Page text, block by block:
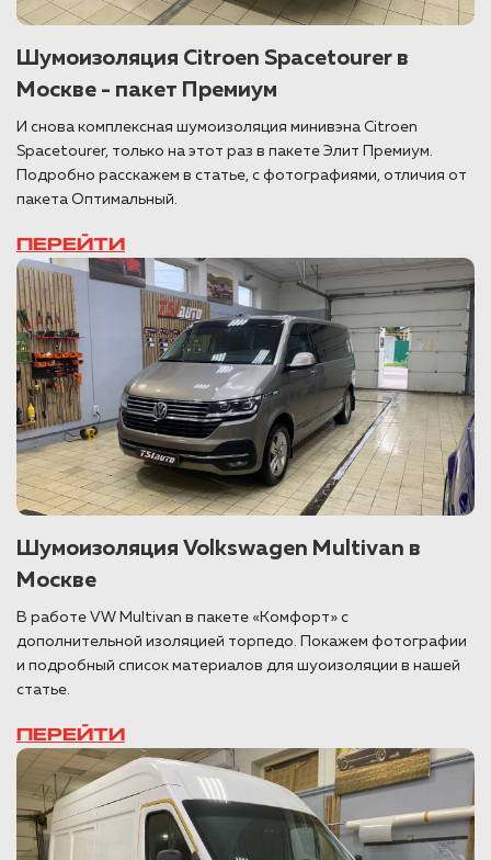
Шумоизоляция Citroen Spacetourer в
Москве - пакет Премиум
И снова комплексная шумоизоляция минивэна Citroen
Spacetourer, только на этот раз в пакете Элит Премиум.
Подробно расскажем в статье, с фотографиями, отличия от
пакета Оптимальный.
ПЕРЕЙТИ
Шумоизоляция Volkswagen Multivan в
Москве
В работе VW Multivan в пакете «Комфорт» с
дополнительной изоляцией торпедо. Покажем фотографии
и подробный список материалов для шуоизоляции в нашей
статье.
ПЕРЕЙТИ